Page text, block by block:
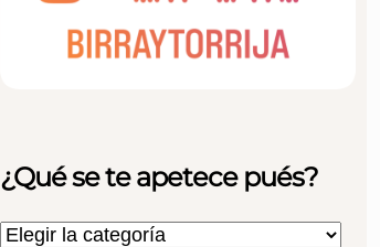
¿Qué se te apetece pués?